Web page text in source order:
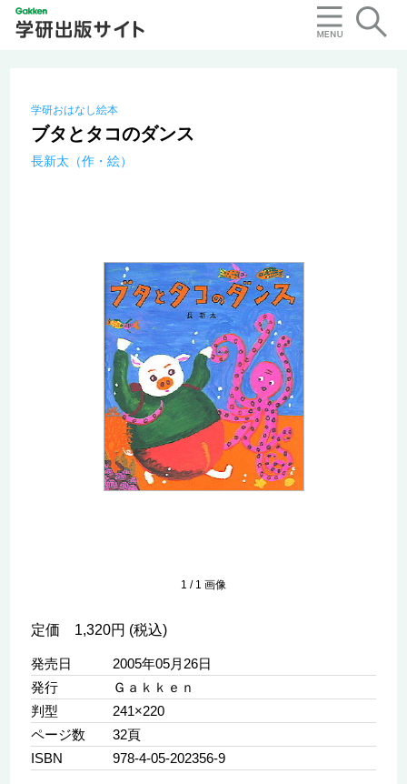
学研おはなし絵本
ブタとタコのダンス
長新太（作・絵）
1 / 1 画像
定価 1,320円 (税込)
発売日
2005年05月26日
発行
Ｇａｋｋｅｎ
判型
241×220
ページ数
32頁
ISBN
978-4-05-202356-9